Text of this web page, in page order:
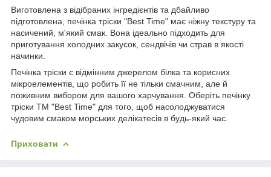
Виготовлена з відібраних інгредієнтів та дбайливо
підготовлена, печінка тріски "Best Time" має ніжну текстуру та
насичений, м'який смак. Вона ідеально підходить для
приготування холодних закусок, сендвічів чи страв в якості
начинки.
Печінка тріски є відмінним джерелом білка та корисних
мікроелементів, що робить її не тільки смачним, але й
поживним вибором для вашого харчування. Оберіть печінку
тріски ТМ "Best Time" для того, щоб насолоджуватися
чудовим смаком морських делікатесів в будь-який час.
Приховати